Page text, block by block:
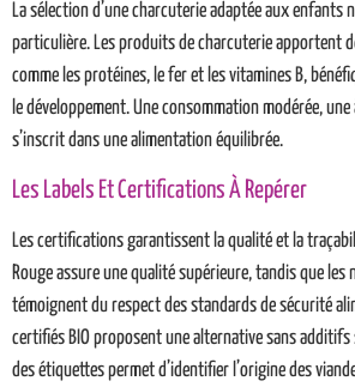
La sélection d’une charcuterie adaptée aux enfants
particulière. Les produits de charcuterie apportent
comme les protéines, le fer et les vitamines B,
le développement. Une consommation modérée,
s’inscrit dans une alimentation équilibrée.
Les Labels Et Certifications À Repérer
Les certifications garantissent la qualité et la
Rouge assure une qualité supérieure, tandis que les
témoignent du respect des standards de sécurité
certifiés BIO proposent une alternative sans
des étiquettes permet d’identifier l’origine des